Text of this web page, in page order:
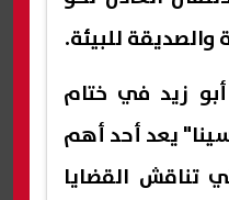
والصديقة للبيئة.
زيد في ختام
يعد أحد أهم
تناقش القضايا